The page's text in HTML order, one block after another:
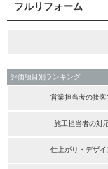
フルリフォーム
評価項目別ランキング
営業担当者の接客
施工担当者の対
仕上がり・デザイ